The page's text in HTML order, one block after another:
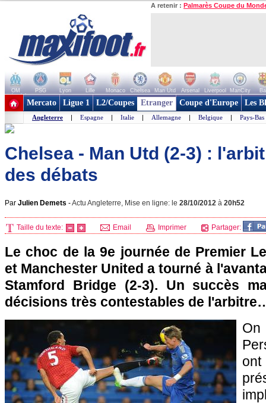
A retenir : Palmarès Coupe du
OM PSG Lyon Lille Monaco Chelsea Man Utd Arsenal Liverpool ManCity
+ de clubs
Mercato Ligue 1 L2/Coupes Etranger Coupe d'Europe Les
Angleterre | Espagne | Italie | Allemagne | Belgique | Pays-Bas
Chelsea - Man Utd (2-3) :
des débats
Par Julien Demets -Actu Angleterre, Mise en ligne: le 28/10/2012 à 20h52
Taille du texte: Email Imprimer Partager:
Le choc de la 9e journée de Premier
et Manchester United a tourné à
Stamford Bridge (2-3). Un succès
décisions très contestables de
On